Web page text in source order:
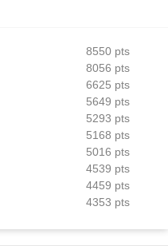
8550 pts
8056 pts
6625 pts
5649 pts
5293 pts
5168 pts
5016 pts
4539 pts
4459 pts
4353 pts